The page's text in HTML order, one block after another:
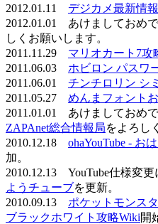
2012.01.11 デジカメ最新情報
2012.01.01 あけましておめ
しくお願いします。
2011.11.29 マリオカート7攻
2011.06.03 ホビロン パスワ
2011.06.01 チンチロリン シ
2011.05.27 めんまフォント
2011.01.01 あけましておめ
ZAPAnet総合情報局をよろし
2010.12.18 ohaYouTube - お
加。
2010.12.13 YouTube仕様変更
ようチューブを更新。
2010.09.13 ポケットモンス
ブラックホワイト攻略Wiki開